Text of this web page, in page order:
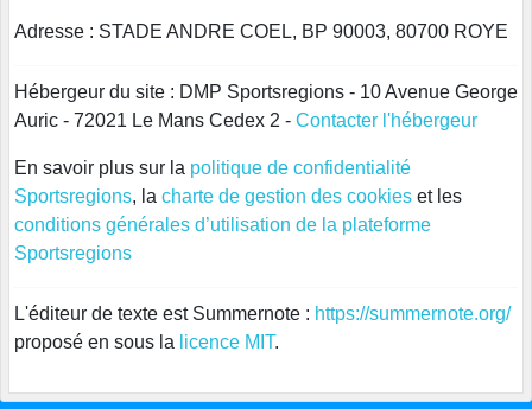
Adresse : STADE ANDRE COEL, BP 90003, 80700 ROYE
Hébergeur du site : DMP Sportsregions - 10 Avenue George
Auric - 72021 Le Mans Cedex 2 - Contacter l'hébergeur
En savoir plus sur la politique de confidentialité
Sportsregions, la charte de gestion des cookies et les
conditions générales d’utilisation de la plateforme
Sportsregions
L'éditeur de texte est Summernote : https://summernote.org/
proposé en sous la licence MIT.